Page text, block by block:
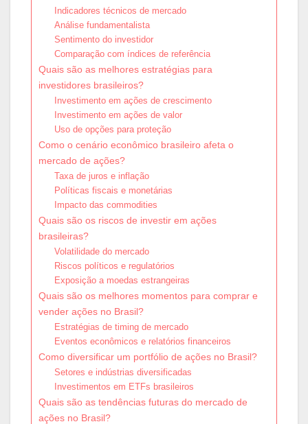
Indicadores técnicos de mercado
Análise fundamentalista
Sentimento do investidor
Comparação com índices de referência
Quais são as melhores estratégias para
investidores brasileiros?
Investimento em ações de crescimento
Investimento em ações de valor
Uso de opções para proteção
Como o cenário econômico brasileiro afeta o
mercado de ações?
Taxa de juros e inflação
Políticas fiscais e monetárias
Impacto das commodities
Quais são os riscos de investir em ações
brasileiras?
Volatilidade do mercado
Riscos políticos e regulatórios
Exposição a moedas estrangeiras
Quais são os melhores momentos para comprar e
vender ações no Brasil?
Estratégias de timing de mercado
Eventos econômicos e relatórios financeiros
Como diversificar um portfólio de ações no Brasil?
Setores e indústrias diversificadas
Investimentos em ETFs brasileiros
Quais são as tendências futuras do mercado de
ações no Brasil?